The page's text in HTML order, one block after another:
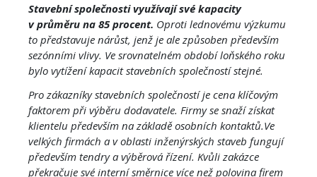
Stavební společnosti využívají své kapacity
v průměru na 85 procent. Oproti lednovému výzkumu
to představuje nárůst, jenž je ale způsoben především
sezónními vlivy. Ve srovnatelném období loňského roku
bylo vytížení kapacit stavebních společností stejné.
Pro zákazníky stavebních společností je cena klíčovým
faktorem při výběru dodavatele. Firmy se snaží získat
klientelu především na základě osobních kontaktů.Ve
velkých firmách a v oblasti inženýrských staveb fungují
především tendry a výběrová řízení. Kvůli zakázce
překračuje své interní směrnice více než polovina firem